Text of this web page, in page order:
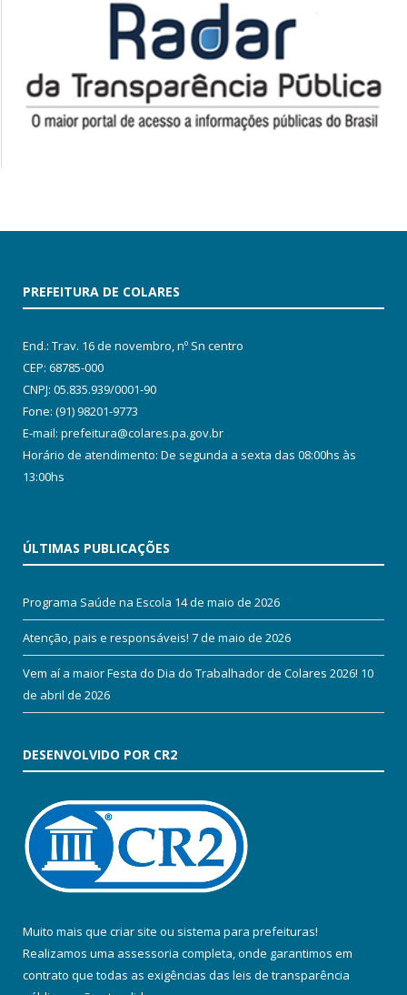
PREFEITURA DE COLARES
End.: Trav. 16 de novembro, nº Sn centro
CEP: 68785-000
CNPJ: 05.835.939/0001-90
Fone: (91) 98201-9773
E-mail: prefeitura@colares.pa.gov.br
Horário de atendimento: De segunda a sexta das 08:00hs às
13:00hs
ÚLTIMAS PUBLICAÇÕES
Programa Saúde na Escola 14 de maio de 2026
Atenção, pais e responsáveis! 7 de maio de 2026
Vem aí a maior Festa do Dia do Trabalhador de Colares 2026! 10
de abril de 2026
DESENVOLVIDO POR CR2
Muito mais que criar site ou sistema para prefeituras!
Realizamos uma assessoria completa, onde garantimos em
contrato que todas as exigências das leis de transparência